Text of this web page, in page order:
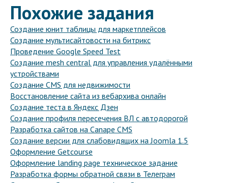
Похожие задания
Создание юнит таблицы для маркетплейсов
Создание мультисайтовости на битрикс
Проведение Google Speed Test
Создание mesh central для управления удалёнными
устройствами
Создание CMS для недвижимости
Восстановление сайта из вебархива онлайн
Создание теста в Яндекс Дзен
Создание профиля пересечения ВЛ с автодорогой
Разработка сайтов на Canape CMS
Создание версии для слабовидящих на Joomla 1.5
Оформление Getcourse
Оформление landing page техническое задание
Разработка формы обратной связи в Телеграм